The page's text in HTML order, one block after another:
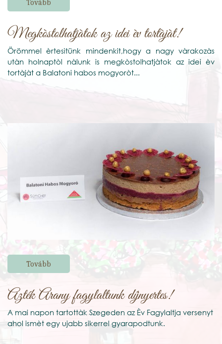
Tovább
Megkòstolhatjàtok az idei èv tortàjàt!
Örömmel èrtesìtünk mindenkit,hogy a nagy vàrakozàs
utàn holnaptòl nàlunk is megkòstolhatjàtok az idei èv
tortàjàt a Balatoni habos mogyoròt...
Tovább
Azték Arany fagylaltunk díjnyertes!
A mai napon tartottàk Szegeden az Èv Fagylaltja versenyt
ahol ismèt egy ujabb sikerrel gyarapodtunk.